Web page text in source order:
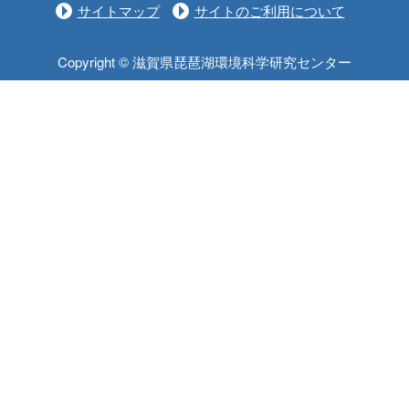
サイトマップ サイトのご利用について
Copyright © 滋賀県琵琶湖環境科学研究センター